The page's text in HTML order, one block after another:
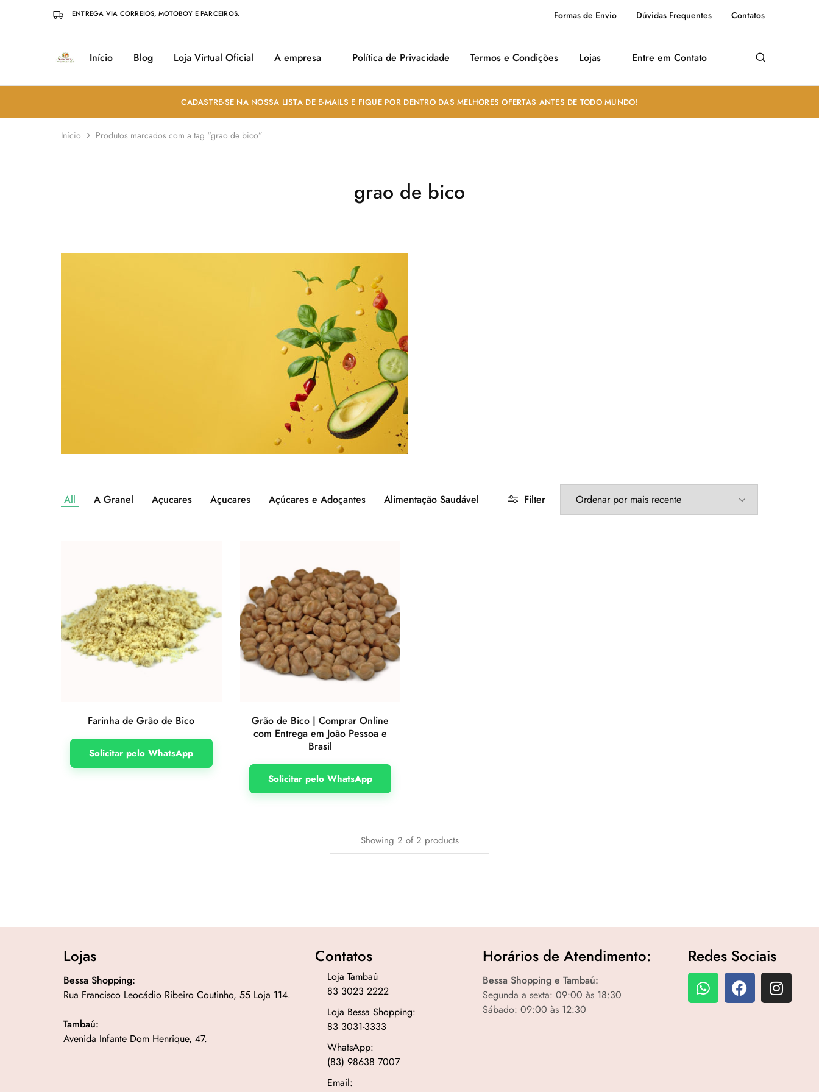
ENTREGA VIA CORREIOS, MOTOBOY E PARCEIROS. Formas de Envio Dúvidas Frequentes Contatos
Sabores
Sua
Temperos
em
João
Pessoa
Início Blog Loja Virtual Oficial A empresa Política de Privacidade Termos e Condições Lojas Entre em Contato
CADASTRE-SE NA NOSSA LISTA DE E-MAILS E FIQUE POR DENTRO DAS MELHORES OFERTAS ANTES DE TODO MUNDO!
Início Produtos marcados com a tag “grao de bico”
grao de bico
All A Granel Açucares Açucares Açúcares e Adoçantes Alimentação Saudável Filter
Farinha de Grão de Bico
Solicitar pelo WhatsApp
Grão de Bico | Comprar Online
com Entrega em João Pessoa e
Brasil
Solicitar pelo WhatsApp
Showing 2 of2 products
Lojas
Bessa Shopping:
Rua Francisco Leocádio Ribeiro Coutinho, 55 Loja 114.
Tambaú:
Avenida Infante Dom Henrique, 47.
Contatos
Loja Tambaú
83 3023 2222
Loja Bessa Shopping:
83 3031-3333
WhatsApp:
(83) 98638 7007
Email:
Horários de Atendimento:
Bessa Shopping e Tambaú:
Segunda a sexta: 09:00 às 18:30
Sábado: 09:00 às 12:30
Redes Sociais